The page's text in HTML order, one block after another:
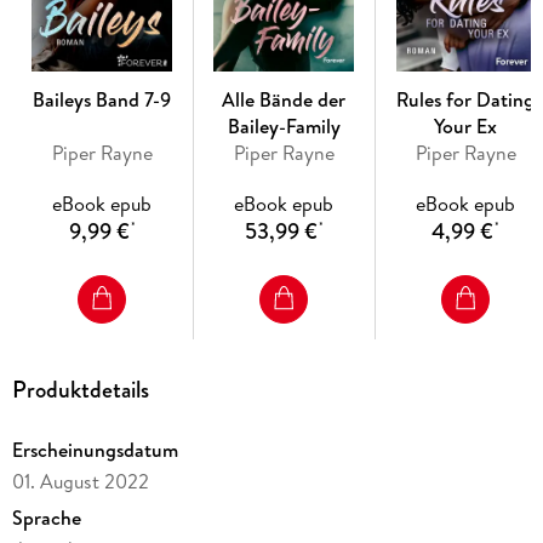
einer Kleinstadt wie Lake Starlight ist es nicht leicht, sich aus
dem Weg zu gehen. Und Gegensätze ziehen sich bekanntlich
an . . .
Band 5: Confessions of a Bad Boy
Bad Boy oder Good Guy?
Der Buschpilot Denver Bailey hat sich nie viele Gedanken
über seine Zukunft gemacht, sondern in den Tag hinein
Mentor Chip stirbt. Plötzlich fühlt sich Denver
verantwortlich und will Chips Familie, allen voran dessen
Tochter Cleo, unterstützen.
Baileys Band 7-9
Piper Rayne
eBook epub
9,99 €*
Alle Bände der
Bailey-Family
Piper Rayne
eBook epub
53,99 €*
Rules for Dating
Your Ex
Piper Rayne
eBook epub
4,99 €*
Produktdetails
Erscheinungsdatum
01. August 2022
Sprache